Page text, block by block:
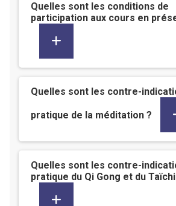
Quelles sont les conditions de
participation aux cours en
Quelles sont les contre-
pratique de la méditation ?
Quelles sont les contre-
pratique du Qi Gong et du